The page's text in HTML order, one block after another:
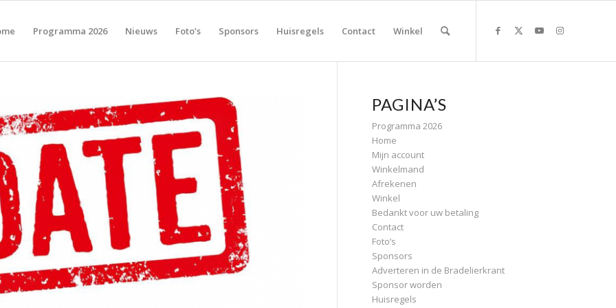
Programma 2026 Nieuws Foto’s Sponsors Huisregels Contact Winkel
PAGINA’S
Programma 2026
Home
Mijn account
Winkelmand
Afrekenen
Winkel
Bedankt voor uw betaling
Contact
Foto’s
Sponsors
Adverteren in de Bradelierkrant
Sponsor worden
Huisregels